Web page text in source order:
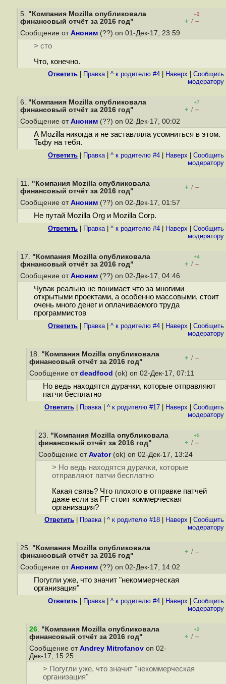
5. "Компания Mozilla опубликовала
финансовый отчёт за 2016 год"
–2
+ / –
Сообщение от Аноним (??) on 01-Дек-17, 23:59
> сто
Что, конечно.
Ответить Правка| ^ к родителю #4 Наверх
Cообщить
модератору
6. "Компания Mozilla опубликовала
финансовый отчёт за 2016 год"
+7
+ / –
Сообщение от Аноним (??) on 02-Дек-17, 00:02
А Mozilla никогда и не заставляла усомниться в этом.
Тьфу на тебя.
Ответить Правка| ^ к родителю #4 Наверх
Cообщить
модератору
11. "Компания Mozilla опубликовала
финансовый отчёт за 2016 год"
+ / –
Сообщение от Аноним (??) on 02-Дек-17, 01:57
Не путай Mozilla Org и Mozilla Corp.
Ответить Правка| ^ к родителю #4 Наверх
Cообщить
модератору
17. "Компания Mozilla опубликовала
финансовый отчёт за 2016 год"
+4
+ / –
Сообщение от Аноним (??) on 02-Дек-17, 04:46
Чувак реально не понимает что за многими
открытыми проектами, а особенно массовыми, стоит
очень много денег и оплачиваемого труда
программистов
Ответить Правка| ^ к родителю #4 Наверх
Cообщить
модератору
18. "Компания Mozilla опубликовала
финансовый отчёт за 2016 год"
+ / –
Сообщение от deadfood (ok) on 02-Дек-17, 07:11
Но ведь находятся дурачки, которые отправляют
патчи бесплатно
Ответить Правка| ^ к родителю #17 Наверх
Cообщить
модератору
23. "Компания Mozilla опубликовала
финансовый отчёт за 2016 год"
+5
+ / –
Сообщение от Avator(ok) on 02-Дек-17, 13:24
> Но ведь находятся дурачки, которые
отправляют патчи бесплатно
Какая связь? Что плохого в отправке патчей
даже если за FF стоит коммерческая
организация?
Ответить Правка| ^ к родителю #18 Наверх
Cообщить
модератору
25. "Компания Mozilla опубликовала
финансовый отчёт за 2016 год"
+ / –
Сообщение от Аноним (??) on 02-Дек-17, 14:02
Погугли уже, что значит "некоммерческая
организация"
Ответить Правка| ^ к родителю #4 Наверх
Cообщить
модератору
26. "Компания Mozilla опубликовала
финансовый отчёт за 2016 год"
+2
+ / –
Сообщение от Andrey Mitrofanov on 02-
Дек-17, 15:25
> Погугли уже, что значит "некоммерческая
организация"